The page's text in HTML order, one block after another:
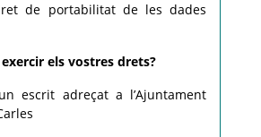
de portabilitat de les dades
els vostres drets?
escrit adreçat a l’Ajuntament